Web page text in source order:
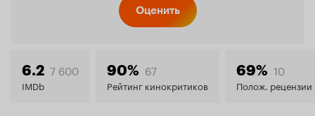
5.9
Оценить
6.2 7 600
IMDb
90% 67
Рейтинг кинокритиков
69% 10
Полож. рецензии